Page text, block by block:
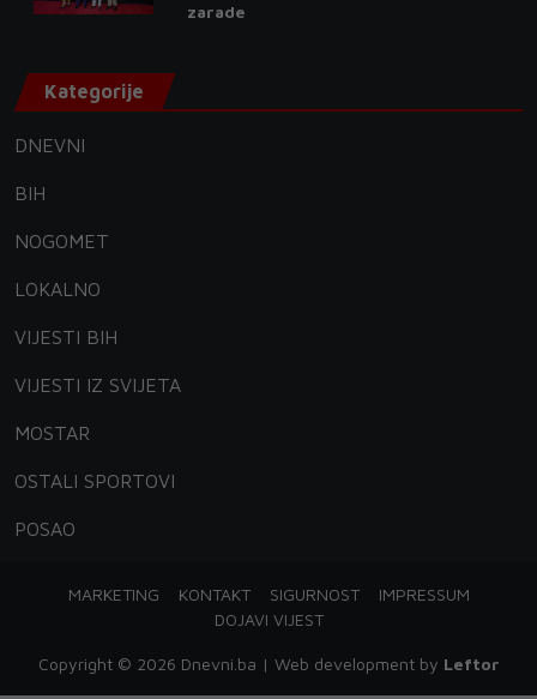
zarade
Kategorije
DNEVNI
BIH
NOGOMET
LOKALNO
VIJESTI BIH
VIJESTI IZ SVIJETA
MOSTAR
OSTALI SPORTOVI
POSAO
MARKETING KONTAKT SIGURNOST
IMPRESSUM
DOJAVI VIJEST
Copyright © 2026 Dnevni.ba | Web development by Leftor